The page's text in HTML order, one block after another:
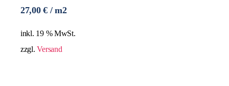
27,00€ / m2
inkl. 19 % MwSt.
zzgl.Versand